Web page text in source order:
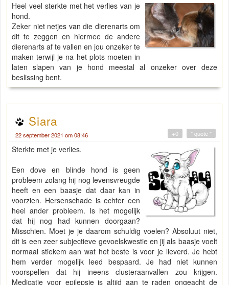
Heel veel sterkte met het verlies van je
hond.
Zeker niet netjes van die dierenarts om
dit te zeggen en hiermee de andere
dierenarts af te vallen en jou onzeker te
maken terwijl je na het plots moeten in
laten slapen van je hond meestal al onzeker over deze
beslissing bent.
Siara
22 september 2021 om 08:46 " quote "
+0
Sterkte met je verlies.
Een dove en blinde hond is geen
probleem zolang hij nog levensvreugde
heeft en een baasje dat daar kan in
voorzien. Hersenschade is echter een
heel ander probleem. Is het mogelijk
dat hij nog had kunnen doorgaan?
Misschien. Moet je je daarom schuldig voelen? Absoluut niet,
dit is een zeer subjectieve gevoelskwestie en jij als baasje voelt
normaal stiekem aan wat het beste is voor je lieverd. Je hebt
hem verder mogelijk leed bespaard. Je had niet kunnen
voorspellen dat hij ineens clusteraanvallen zou krijgen.
Medicatie voor epilepsie is altijd aan te raden ongeacht de